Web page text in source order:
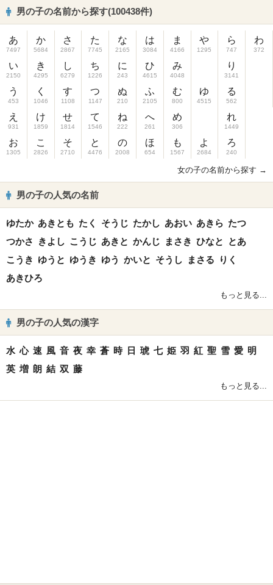
男の子の名前から探す(100438件)
あ
7497
い
2150
う
453
え
931
お
1305
か
5684
き
4295
く
1046
け
1859
こ
2826
さ
2867
し
6279
す
1108
せ
1814
そ
2710
た
7745
ち
1226
つ
1147
て
1546
と
4476
な
2165
に
243
ぬ
210
ね
222
の
2008
は
3084
ひ
4615
ふ
2105
へ
261
ほ
654
ま
4166
み
4048
む
800
め
306
も
1567
や
1295
ゆ
4515
よ
2684
ら
747
り
3141
る
562
れ
1449
ろ
240
わ
372
女の子の名前から探す →
男の子の人気の名前
ゆたか あきとも たく そうじ たかし あおい あきら たつ
つかさ
きよし こうじ あきと かんじ まさき ひなと
とあ
こうき ゆうと ゆうき ゆう かいと そうし まさる
りく
あきひろ
もっと見る...
男の子の人気の漢字
水 心 速 風 音 夜 幸 蒼 時 日 琥 七 姫 羽 紅 聖 雪 愛 明
英 増 朗 結 双 藤
もっと見る...